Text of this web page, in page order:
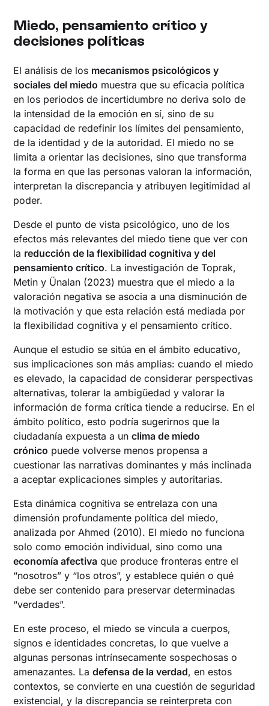
Miedo, pensamiento crítico y
decisiones políticas
El análisis de los mecanismos psicológicos y
sociales del miedo muestra que su eficacia política
en los periodos de incertidumbre no deriva solo de
la intensidad de la emoción en sí, sino de su
capacidad de redefinir los límites del pensamiento,
de la identidad y de la autoridad. El miedo no se
limita a orientar las decisiones, sino que transforma
la forma en que las personas valoran la información,
interpretan la discrepancia y atribuyen legitimidad al
poder.
Desde el punto de vista psicológico, uno de los
efectos más relevantes del miedo tiene que ver con
la reducción de la flexibilidad cognitiva y del
pensamiento crítico. La investigación de Toprak,
Metin y Ünalan (2023) muestra que el miedo a la
valoración negativa se asocia a una disminución de
la motivación y que esta relación está mediada por
la flexibilidad cognitiva y el pensamiento crítico.
Aunque el estudio se sitúa en el ámbito educativo,
sus implicaciones son más amplias: cuando el miedo
es elevado, la capacidad de considerar perspectivas
alternativas, tolerar la ambigüedad y valorar la
información de forma crítica tiende a reducirse. En el
ámbito político, esto podría sugerirnos que la
ciudadanía expuesta a unclima de miedo
crónico puede volverse menos propensa a
cuestionar las narrativas dominantes y más inclinada
a aceptar explicaciones simples y autoritarias.
Esta dinámica cognitiva se entrelaza con una
dimensión profundamente política del miedo,
analizada por Ahmed (2010). El miedo no funciona
solo como emoción individual, sino como una
economía afectiva que produce fronteras entre el
“nosotros” y “los otros”, y establece quién o qué
debe ser contenido para preservar determinadas
“verdades”.
En este proceso, el miedo se vincula a cuerpos,
signos e identidades concretas, lo que vuelve a
algunas personas intrínsecamente sospechosas o
amenazantes. Ladefensa de la verdad, en estos
contextos, se convierte en una cuestión de seguridad
existencial, y la discrepancia se reinterpreta con